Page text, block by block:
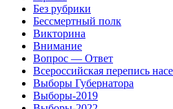
Без рубрики
Бессмертный полк
Викторина
Внимание
Вопрос — Ответ
Всероссийская перепись
Выборы Губернатора
Выборы-2019